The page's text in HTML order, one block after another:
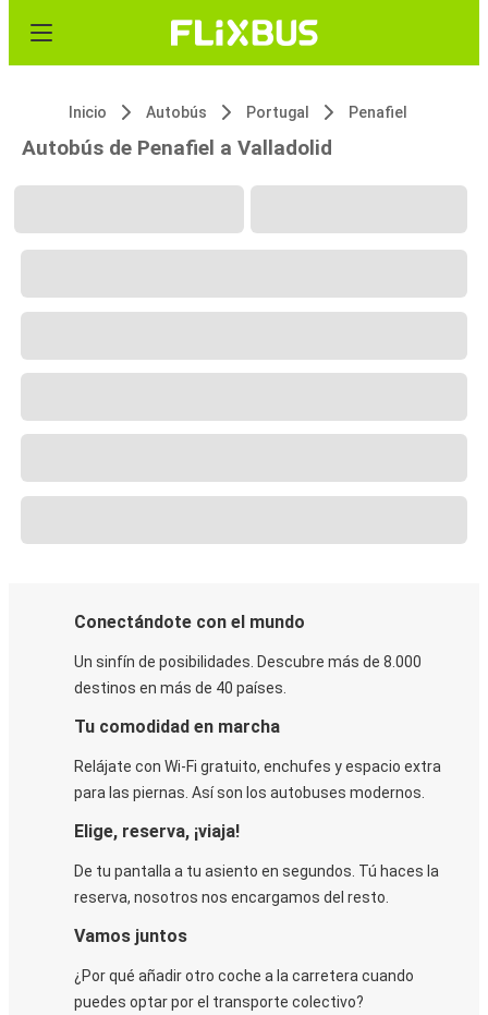
Inicio Autobús Portugal Penafiel
Autobús de Penafiel a Valladolid
Conectándote con el mundo
Un sinfín de posibilidades. Descubre más de 8.000
destinos en más de 40 países.
Tu comodidad en marcha
Relájate con Wi-Fi gratuito, enchufes y espacio extra
para las piernas. Así son los autobuses modernos.
Elige, reserva, ¡viaja!
De tu pantalla a tu asiento en segundos. Tú haces la
reserva, nosotros nos encargamos del resto.
Vamos juntos
¿Por qué añadir otro coche a la carretera cuando
puedes optar por el transporte colectivo?